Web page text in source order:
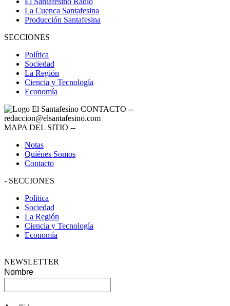
La Cuenca Santafesina
Producción Santafesina
SECCIONES
Política
Sociedad
La Región
Ciencia y Tecnología
Economía
CONTACTO --
redaccion@elsantafesino.com
MAPA DEL SITIO --
Notas
Quiénes Somos
Contacto
- SECCIONES
Política
Sociedad
La Región
Ciencia y Tecnología
Economía
NEWSLETTER
Nombre